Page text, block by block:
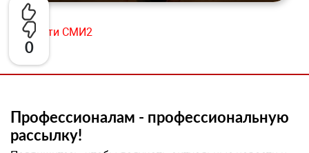
0
Новости СМИ2
Профессионалам - профессиональную
рассылку!